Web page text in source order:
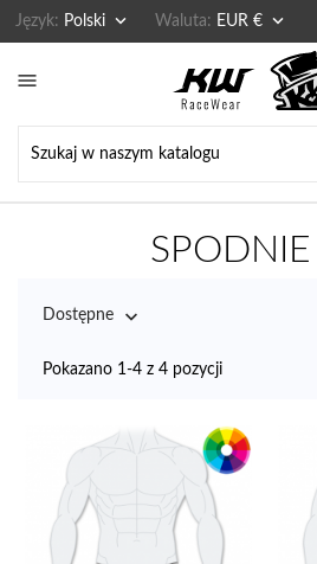
Język: Polski  Waluta: EUR € 

Dostępne 
Pokazano 1-4 z 4 pozycji